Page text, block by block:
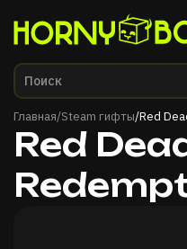
Главная/Steam гифты/Red
Red